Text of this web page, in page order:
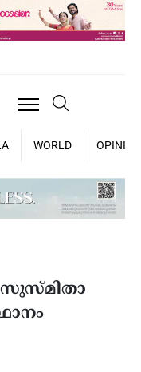
WORLD OPINION
സുസ്മിതാ